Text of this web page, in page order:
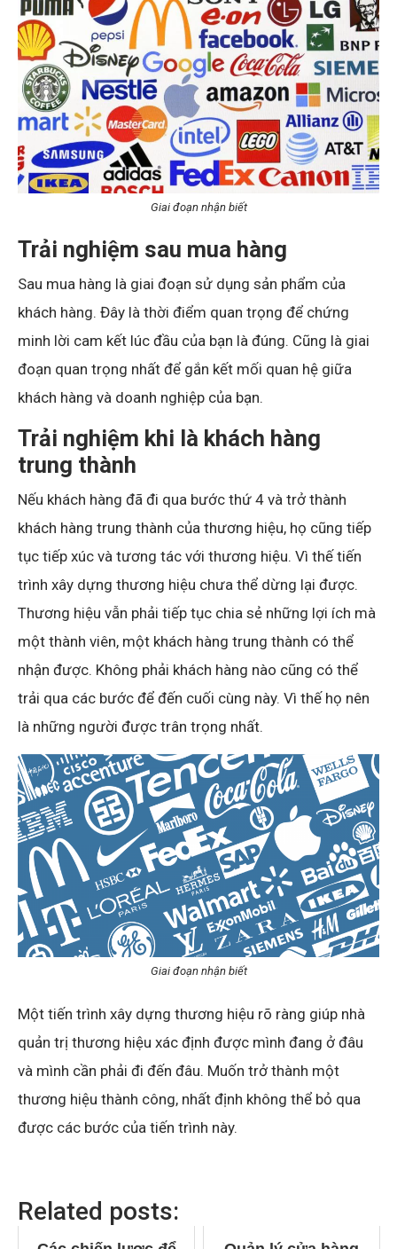
Giai đoạn nhận biết
Trải nghiệm sau mua hàng
Sau mua hàng là giai đoạn sử dụng sản phẩm của
khách hàng. Đây là thời điểm quan trọng để chứng
minh lời cam kết lúc đầu của bạn là đúng. Cũng là giai
đoạn quan trọng nhất để gắn kết mối quan hệ giữa
khách hàng và doanh nghiệp của bạn.
Trải nghiệm khi là khách hàng
trung thành
Nếu khách hàng đã đi qua bước thứ 4 và trở thành
khách hàng trung thành của thương hiệu, họ cũng tiếp
tục tiếp xúc và tương tác với thương hiệu. Vì thế tiến
trình xây dựng thương hiệu chưa thể dừng lại được.
Thương hiệu vẫn phải tiếp tục chia sẻ những lợi ích mà
một thành viên, một khách hàng trung thành có thể
nhận được. Không phải khách hàng nào cũng có thể
trải qua các bước để đến cuối cùng này. Vì thế họ nên
là những người được trân trọng nhất.
Giai đoạn nhận biết
Một tiến trình xây dựng thương hiệu rõ ràng giúp nhà
quản trị thương hiệu xác định được mình đang ở đâu
và mình cần phải đi đến đâu. Muốn trở thành một
thương hiệu thành công, nhất định không thể bỏ qua
được các bước của tiến trình này.
Related posts: